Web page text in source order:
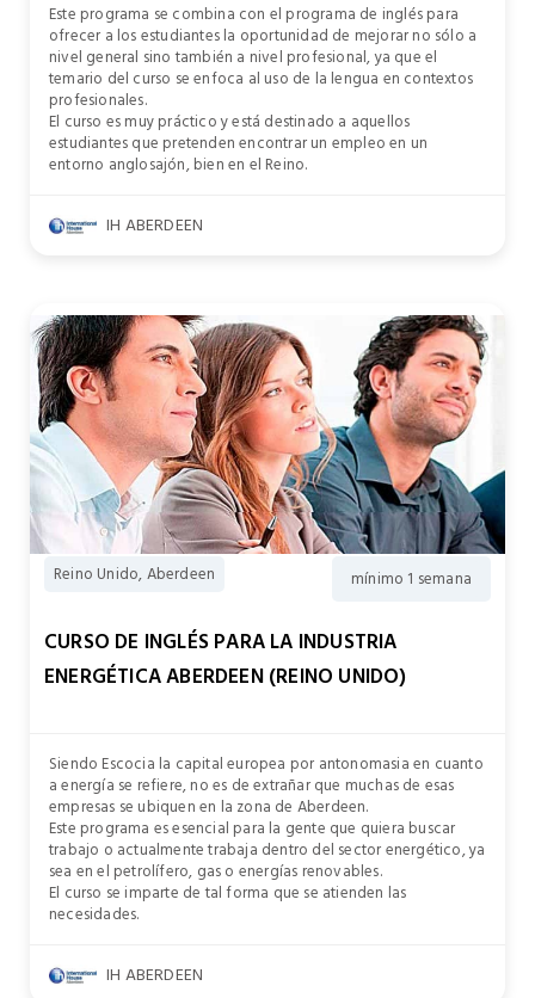
Este programa se combina con el programa de inglés para
ofrecer a los estudiantes la oportunidad de mejorar no sólo a
nivel general sino también a nivel profesional, ya que el
temario del curso se enfoca al uso de la lengua en contextos
profesionales.
El curso es muy práctico y está destinado a aquellos
estudiantes que pretenden encontrar un empleo en un
entorno anglosajón, bien en el Reino.
IH ABERDEEN
Reino Unido, Aberdeen mínimo 1 semana
CURSO DE INGLÉS PARA LA INDUSTRIA
ENERGÉTICA ABERDEEN (REINO UNIDO)
Siendo Escocia la capital europea por antonomasia en cuanto
a energía se refiere, no es de extrañar que muchas de esas
empresas se ubiquen en la zona de Aberdeen.
Este programa es esencial para la gente que quiera buscar
trabajo o actualmente trabaja dentro del sector energético, ya
sea en el petrolífero, gas o energías renovables.
El curso se imparte de tal forma que se atienden las
necesidades.
IH ABERDEEN